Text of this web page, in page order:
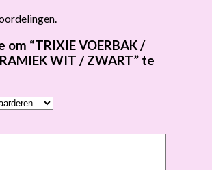
“TRIXIE VOERBAK /
WIT / ZWART” te